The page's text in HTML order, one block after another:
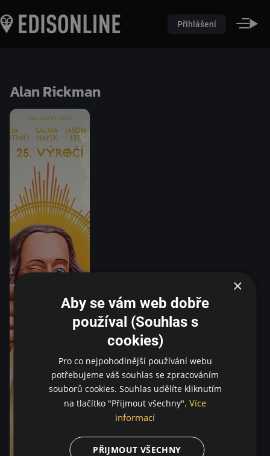
Přihlášení
Alan Rickman
×
Aby se vám web dobře
používal (Souhlas s
cookies)
Pro co nejpohodlnější používání webu
potřebujeme váš souhlas se zpracováním
souborů cookies. Souhlas udělíte kliknutím
na tlačítko "Přijmout všechny". Více
informací
PŘIJMOUT VŠECHNY